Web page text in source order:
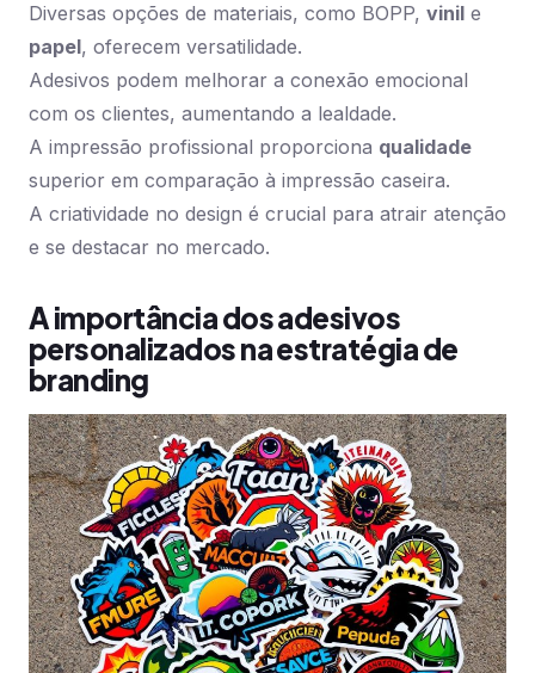
Diversas opções de materiais, como BOPP, vinil e
papel, oferecem versatilidade.
Adesivos podem melhorar a conexão emocional
com os clientes, aumentando a lealdade.
A impressão profissional proporciona qualidade
superior em comparação à impressão caseira.
A criatividade no design é crucial para atrair atenção
e se destacar no mercado.
A importância dos adesivos
personalizados na estratégia de
branding